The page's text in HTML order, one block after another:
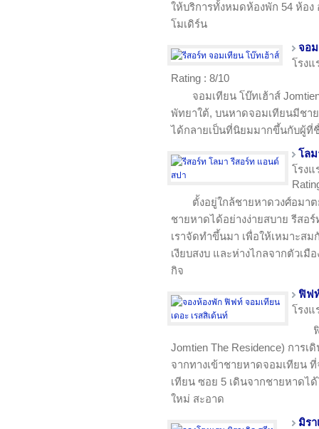
ให้บริการทั้งหมดห้องพัก 54 ห้อ
โมเดิร์น
จอม
โรง
Rating : 8/10
จอมเทียน โบ๊ทเฮ้าส์
พัทยาใต้, บนหาดจอมเทียนมีชา
ได้กลายเป็นที่นิยมมากขึ้นกับผู้ที่
โล
โรง
ตั้งอยู่ใกล้ชายหาดวงศ์อมา
ชายหาดได้อย่างง่ายสบาย รีสอ
เราจัดทำขึ้นมา เพื่อให้เหมาะส
เงียบสงบ และห่างไกลจากตัวเ
กิจ
ฟิฟท์
โรง
Jomtien The Residence) การ
จากทางเข้าชายหาดจอมเทียน
เทียน ซอย 5 เดินจากชายหาดไ
ใหม่ สะอาด
มิร